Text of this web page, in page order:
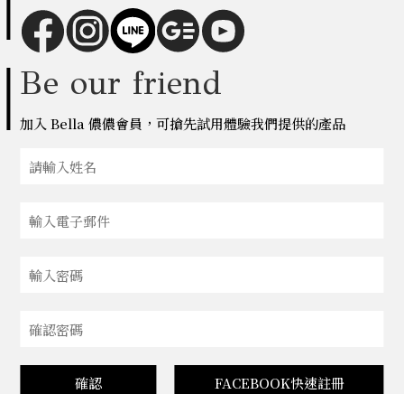
Be our friend
加入 Bella 儂儂會員，可搶先試用體驗我們提供的產品
確認 FACEBOOK快速註冊